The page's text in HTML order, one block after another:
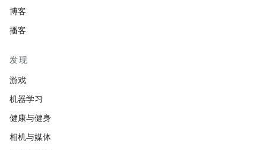
博客
播客
发现
游戏
机器学习
健康与健身
相机与媒体